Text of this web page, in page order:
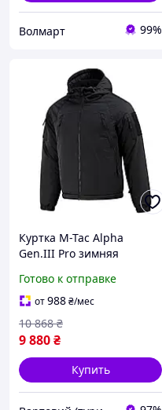
Волмарт 99%
Куртка M-Tac Alpha
Gen.III Pro зимняя
8000/8000 Black до -20°C
3XL/R (2049-vart)
Готово к отправке
от988₴/мес
9 880₴
10 868 ₴
Купить